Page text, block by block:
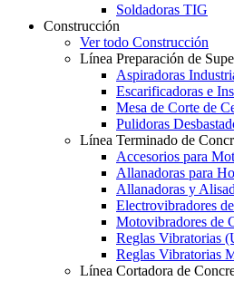
Soldadoras TIG
Construcción
Ver todo Construcción
Línea Preparación de
Aspiradoras
Escarificadoras e
Mesa de Corte de
Pulidoras
Línea Terminado de
Accesorios para
Allanadoras para
Allanadoras y
Electrovibradores
Motovibradores de
Reglas Vibratorias
Reglas Vibratorias
Línea Cortadora de